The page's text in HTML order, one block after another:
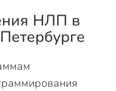
НЛП в